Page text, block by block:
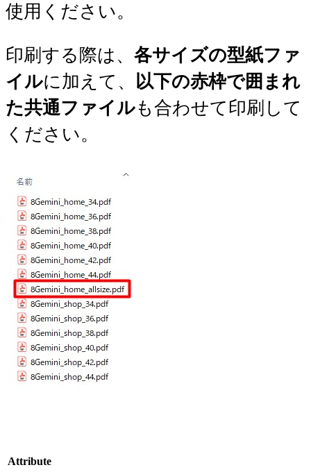
使用ください。
印刷する際は、 各サイズの型紙ファ
イルに加えて、 以下の赤枠で囲まれ
た共通ファイルも合わせて印刷して
ください。
Attribute